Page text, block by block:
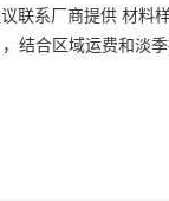
系厂商提供 材料
结合区域运费和淡